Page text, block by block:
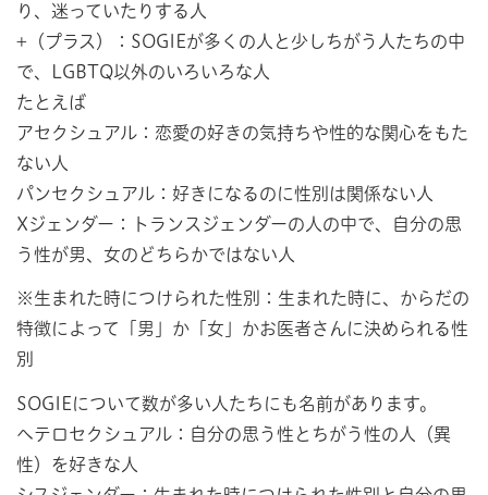
り、迷っていたりする人
+（プラス）：SOGIEが多くの人と少しちがう人たちの中
で、LGBTQ以外のいろいろな人
たとえば
アセクシュアル：恋愛の好きの気持ちや性的な関心をもた
ない人
パンセクシュアル：好きになるのに性別は関係ない人
Xジェンダー：トランスジェンダーの人の中で、自分の思
う性が男、女のどちらかではない人
※生まれた時につけられた性別：生まれた時に、からだの
特徴によって「男」か「女」かお医者さんに決められる性
別
SOGIEについて数が多い人たちにも名前があります。
ヘテロセクシュアル：自分の思う性とちがう性の人（異
性）を好きな人